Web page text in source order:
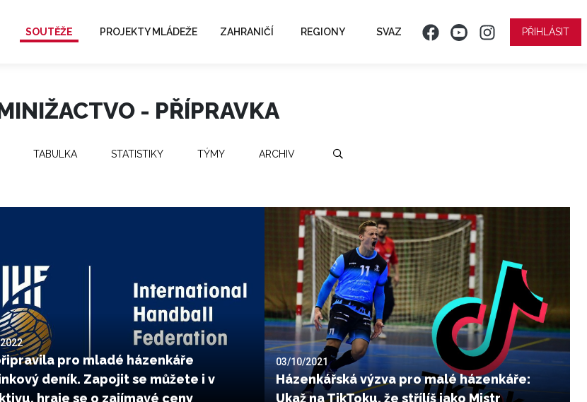
SOUTĚŽE PROJEKTY MLÁDEŽE ZAHRANIČÍ REGIONY SVAZ PŘIHLÁSIT
- PŘÍPRAVKA
TABULKA STATISTIKY TÝMY ARCHIV
pro mladé házenkáře
deník. Zapojit se můžete i v
hraje se o zajímavé ceny
03/10/2021
Házenkářská výzva pro malé házenkáře:
Ukaž na TikToku, že střílíš jako Mistr